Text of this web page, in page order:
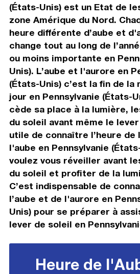
(États-Unis) est un Etat de
zone Amérique du Nord.
heure différente d’aube et
change tout au long de
ou moins importante en
Unis). L’aube et l'aurore en
(États-Unis) c’est la fin de
jour en Pennsylvanie (États-
cède sa place à la lumière,
du soleil avant même le
utile de connaître l’heure de
l'aube en Pennsylvanie
voulez vous réveiller avant
du soleil et profiter de la
C’est indispensable de
l’aube et de l'aurore en
Unis) pour se préparer à
lever de soleil en
Heure de